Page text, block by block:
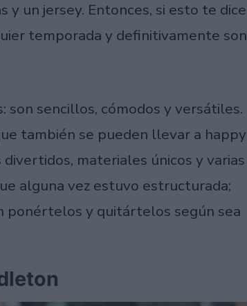
y un jersey. Entonces, si esto te dice
temporada y definitivamente son
sencillos, cómodos y versátiles.
también se pueden llevar a happy
materiales únicos y varias
alguna vez estuvo estructurada;
ponértelos y quitártelos según sea